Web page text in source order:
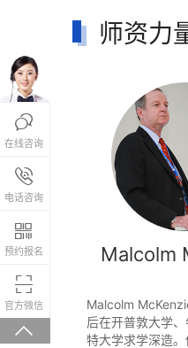
师资力
高中
经验。在
内瑞拉、
多米尼克共
Malcolm
Malcolm
后在开普敦大学
特大学求学深造

在线咨询

电话咨询
报名咨询热线
4008-200-288

预约报名

官方微信 微信关注，回复“学校
